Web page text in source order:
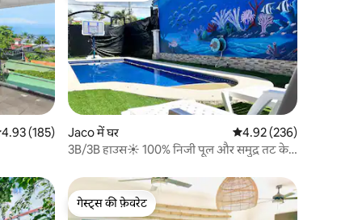
रेटिंग 5 में से 4.93, 185 समीक्षाएँ
4.93 (185)
Jaco में घर औसत रेटिंग 5 में से 4.92,
4.92 (236)
3B/3B हाउस☀️ 100% निजी पूल और समुद्र तट के
गेस्ट्स की फ़ेवरेट
गेस्ट्स की फ़ेवरेट